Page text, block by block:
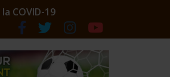
COVID-19
lance ses couleurs